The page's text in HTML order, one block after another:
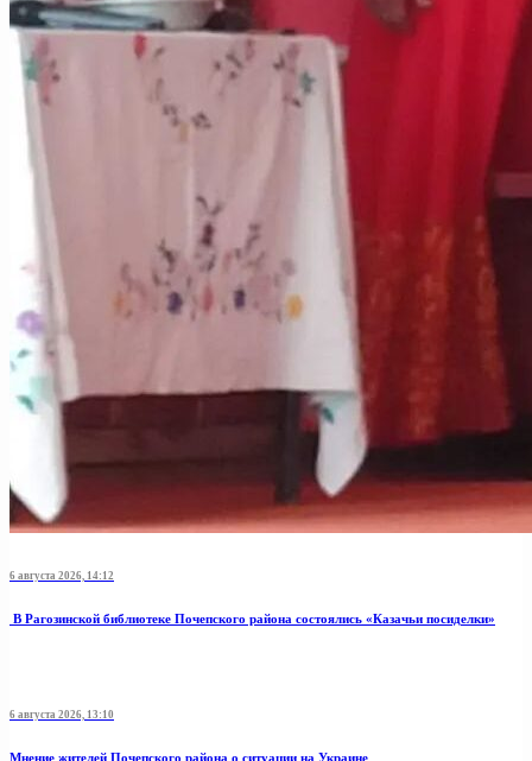
6 августа 2026, 14:12
В Рагозинской библиотеке Почепского района состоялись «Казачьи посиделки»
6 августа 2026, 13:10
Мнение жителей Почепского района о ситуации на Украине